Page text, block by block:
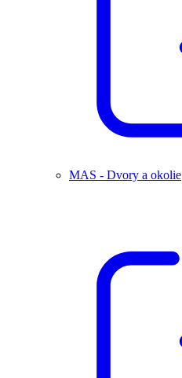
MAS - Dvory a okolie